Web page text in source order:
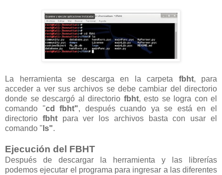
La herramienta se descarga en la carpeta fbht, para
acceder a ver sus archivos se debe cambiar del directorio
donde se descargó al directorio fbht, esto se logra con el
comando "cd fbht", después cuando ya se está en el
directorio fbhtpara ver los archivos basta con usar el
comando " ls".
Ejecución del FBHT
Después de descargar la herramienta y las librerías
podemos ejecutar el programa para ingresar a las diferentes